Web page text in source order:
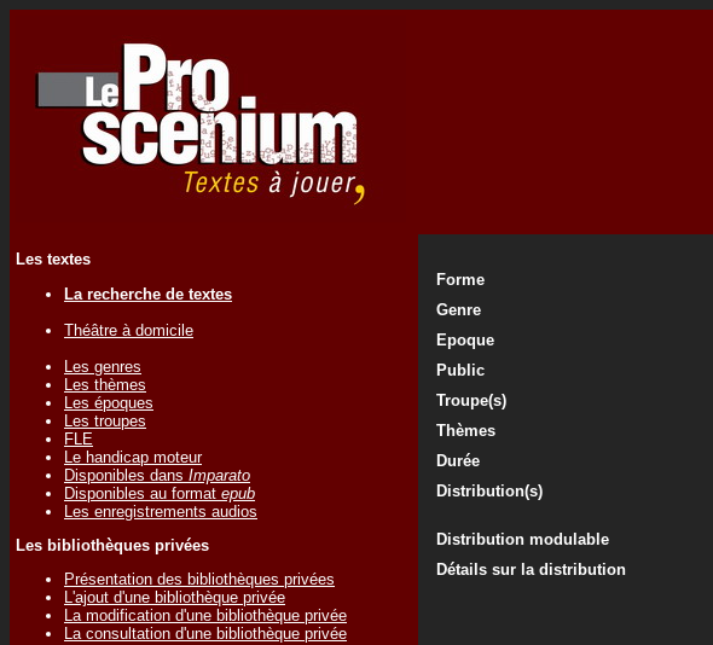
Les textes
La recherche de textes
Théâtre à domicile
Les genres
Les thèmes
Les époques
Les troupes
FLE
Le handicap moteur
Disponibles dans Imparato
Disponibles au format epub
Les enregistrements audios
Les bibliothèques privées
Présentation des bibliothèques privées
L'ajout d'une bibliothèque privée
La modification d'une bibliothèque privée
La consultation d'une bibliothèque privée
Forme
Genre
Epoque
Public
Troupe(s)
Thèmes
Durée
Distribution(s)
Distribution modulable
Détails sur la distribution